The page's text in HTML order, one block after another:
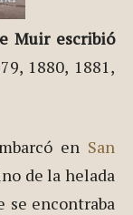
Muir escribió
1880, 1881,
en San
de la helada
se encontraba